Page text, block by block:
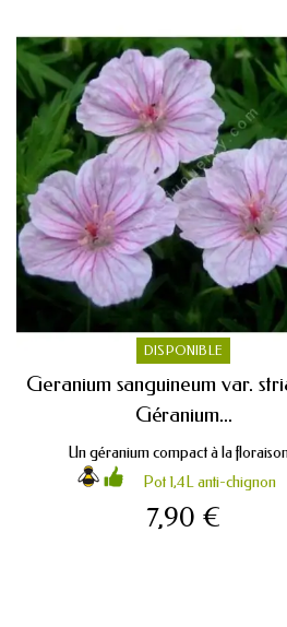
DISPONIBLE
Geranium sanguineum var.
Géranium...
Un géranium compact à la
Pot 1,4L anti-chignon
7,90 €